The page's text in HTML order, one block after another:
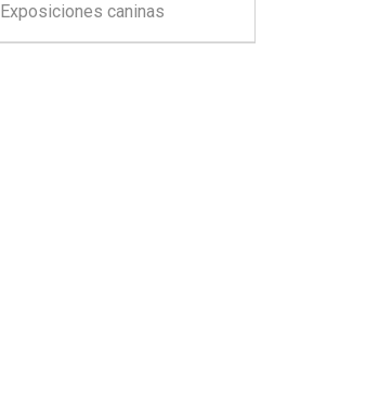
Exposiciones caninas